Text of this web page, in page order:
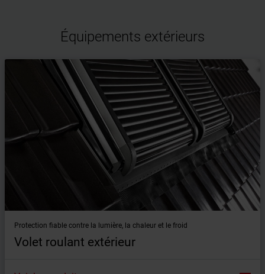
Équipements extérieurs
Protection fiable contre la lumière, la chaleur et le froid
Volet roulant extérieur